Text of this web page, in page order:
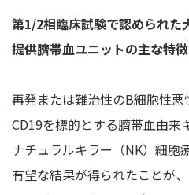
第1/2相臨床試験で認められた
提供臍帯血ユニットの主な特
再発または難治性のB細胞性悪
CD19を標的とする臍帯血由来
ナチュラルキラー（NK）細胞
有望な結果が得られたことが